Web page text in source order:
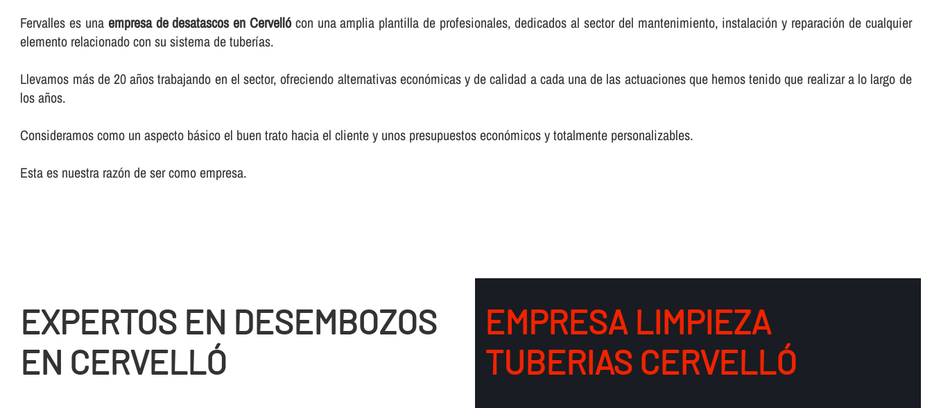
Fervalles es una empresa de desatascos en Cervellócon una amplia plantilla de profesionales, dedicados al sector del mantenimiento, instalación y reparación de cualquier
elemento relacionado con su sistema de tuberí­as.
Llevamos más de 20 años trabajando en el sector, ofreciendo alternativas económicas y de calidad a cada una de las actuaciones que hemos tenido que realizar a lo largo de
los años.
Consideramos como un aspecto básico el buen trato hacia el cliente y unos presupuestos económicos y totalmente personalizables.
Esta es nuestra razón de ser como empresa.
EXPERTOS EN DESEMBOZOS
EN CERVELLÓ
EMPRESA LIMPIEZA
TUBERIAS CERVELLÓ